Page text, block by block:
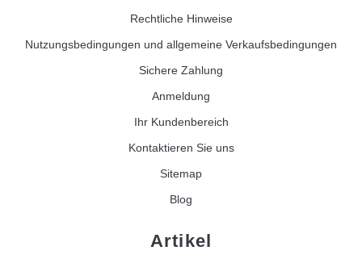
Rechtliche Hinweise
Nutzungsbedingungen und allgemeine Verkaufsbedingungen
Sichere Zahlung
Anmeldung
Ihr Kundenbereich
Kontaktieren Sie uns
Sitemap
Blog
Artikel